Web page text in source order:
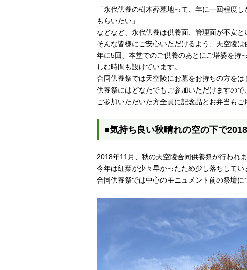
「永代供養の樹木葬墓地って、年に一回程度
もらいたい」
などなど、永代供養は供養面、管理面が不安と
そんな皆様にご安心いただけるよう、天空陵は
年に5回、本堂でのご供養のあとにご塔婆を持
しむ時間も設けています。
合同供養祭では天空陵にお墓をお持ちの方を
供養祭にはどなたでもご参加いただけますの
ご参加いただいた方全員に記念品とお弁当もご
■気持ち良い秋晴れの空の下で
2018年11月、秋の天空陵合同供養祭が行われま
今年は紅葉が少々早かったため少し落ちして
合同供養祭では中心のモニュメント前の祭壇